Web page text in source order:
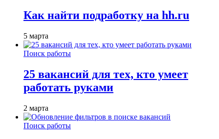
Как найти подработку на hh.ru
5 марта
Поиск работы
25 вакансий для тех, кто умеет
работать руками
2 марта
Поиск работы